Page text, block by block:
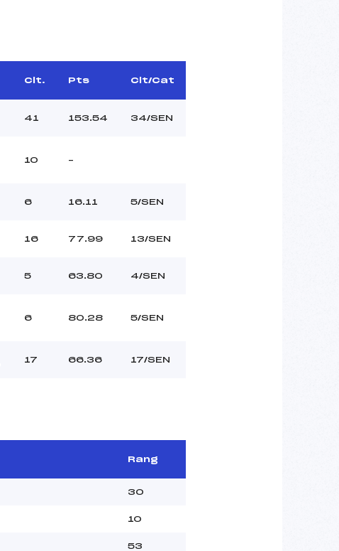
Clt. Pts Clt/Cat
41 153.54 34/SEN
10 –
6 16.11 5/SEN
16 77.99 13/SEN
5 63.80 4/SEN
6 80.28 5/SEN
17 66.36 17/SEN
Rang
30
10
53